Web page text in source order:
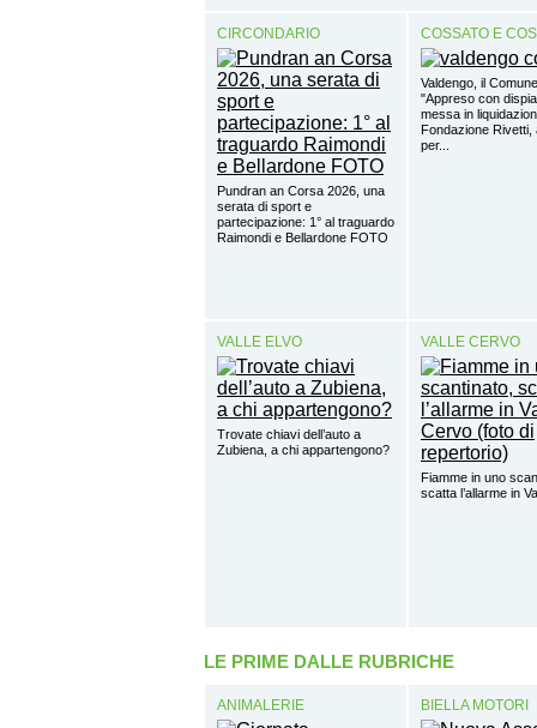
CIRCONDARIO
Pundran an Corsa 2026, una
serata di sport e
partecipazione: 1° al traguardo
Raimondi e Bellardone FOTO
COSSATO E
Valdengo, il
"Appreso con
messa in
Fondazione Rivetti,
per...
VALLE ELVO
Trovate chiavi dell’auto a
Zubiena, a chi appartengono?
VALLE CERVO
Fiamme in uno
scatta l’allarme in
LE PRIME DALLE RUBRICHE
ANIMALERIE BIELLA MOTORI